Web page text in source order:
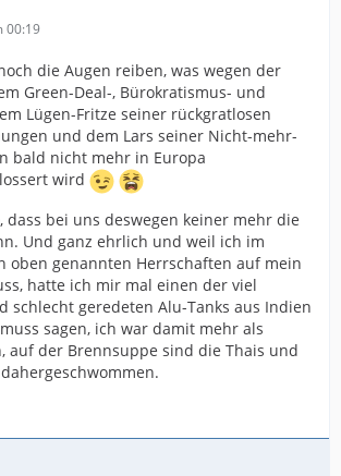
00:19
die Augen reiben, was wegen der
Green-Deal-, Bürokratismus- und
Lügen-Fritze seiner rückgratlosen
und dem Lars seiner Nicht-mehr-
bald nicht mehr in Europa
wird
dass bei uns deswegen keiner mehr die
Und ganz ehrlich und weil ich im
oben genannten Herrschaften auf mein
hatte ich mir mal einen der viel
schlecht geredeten Alu-Tanks aus Indien
sagen, ich war damit mehr als
auf der Brennsuppe sind die Thais und